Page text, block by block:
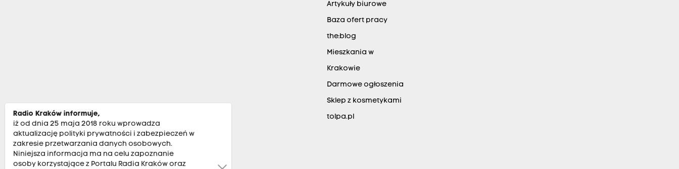
Artykuły biurowe
Baza ofert pracy
the:blog
Mieszkania w
Krakowie
Darmowe ogłoszenia
Sklep z kosmetykami
tolpa.pl
Radio Kraków informuje,
iż od dnia 25 maja 2018 roku wprowadza
aktualizację polityki prywatności i zabezpieczeń w
zakresie przetwarzania danych osobowych.
Niniejsza informacja ma na celu zapoznanie
osoby korzystające z Portalu Radia Kraków oraz